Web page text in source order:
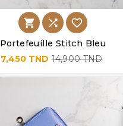
  
Portefeuille Stitch Bleu
7,450 TND 14,900 TND